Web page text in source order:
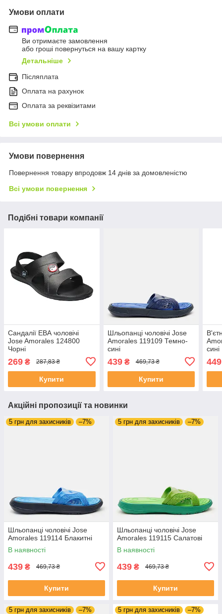
Умови оплати
Ви отримаєте замовлення
або гроші повернуться на вашу картку
Детальніше
Післяплата
Оплата на рахунок
Оплата за реквізитами
Всі умови оплати
Умови повернення
Повернення товару впродовж 14 днів за домовленістю
Всі умови повернення
Подібні товари компанії
Сандалії ЕВА чоловічі
Jose Amorales 124800
Чорні
269 ₴ 287,83 ₴
Купити
Шльопанці чоловічі Jose
Amorales 119109 Темно-
сині
439₴ 469,73 ₴
Купити
сині
449
Акційні пропозиції та новинки
5 грн для захисників –7%
Шльопанці чоловічі Jose
Amorales 119114 Блакитні
В наявності
439 ₴ 469,73 ₴
Купити
5 грн для захисників –7%
Шльопанці чоловічі Jose
Amorales 119115 Салатові
В наявності
439 ₴ 469,73 ₴
Купити
5 грн для захисників –7% 5 грн для захисників –7%